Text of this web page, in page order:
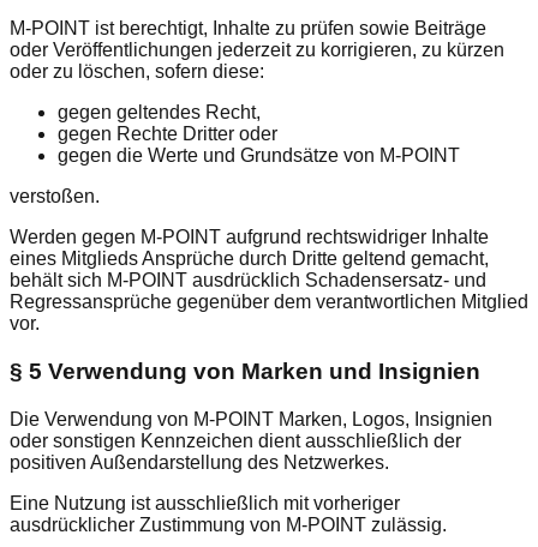
M-POINT ist berechtigt, Inhalte zu prüfen sowie Beiträge
oder Veröffentlichungen jederzeit zu korrigieren, zu kürzen
oder zu löschen, sofern diese:
gegen geltendes Recht,
gegen Rechte Dritter oder
gegen die Werte und Grundsätze von M-POINT
verstoßen.
Werden gegen M-POINT aufgrund rechtswidriger Inhalte
eines Mitglieds Ansprüche durch Dritte geltend gemacht,
behält sich M-POINT ausdrücklich Schadensersatz- und
Regressansprüche gegenüber dem verantwortlichen Mitglied
vor.
§ 5 Verwendung von Marken und Insignien
Die Verwendung von M-POINT Marken, Logos, Insignien
oder sonstigen Kennzeichen dient ausschließlich der
positiven Außendarstellung des Netzwerkes.
Eine Nutzung ist ausschließlich mit vorheriger
ausdrücklicher Zustimmung von M-POINT zulässig.